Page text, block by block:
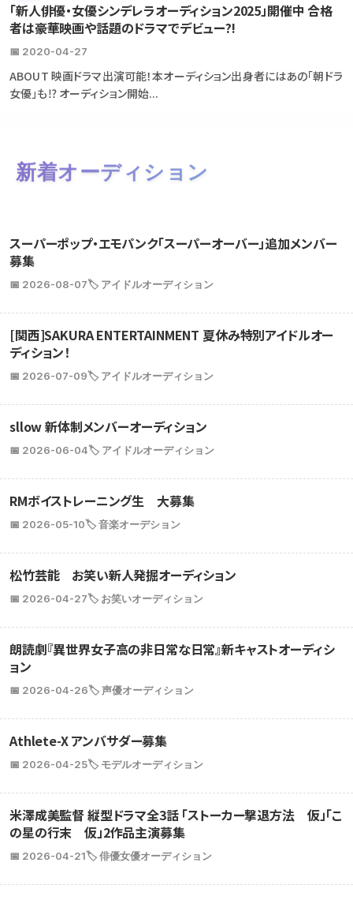
「新人俳優・女優シンデレラオーディション2025」開催中 合格
者は豪華映画や話題のドラマでデビュー?!
📅 2020-04-27
ABOUT 映画ドラマ出演可能！本オーディション出身者にはあの「朝ドラ
女優」も⁉ オーディション開始...
新着オーディション
スーパーポップ・エモパンク「スーパーオーバー」追加メンバー
募集
📅 2026-08-07🏷️ アイドルオーディション
[関西]SAKURA ENTERTAINMENT 夏休み特別アイドルオー
ディション！
📅 2026-07-09🏷️ アイドルオーディション
sllow 新体制メンバーオーディション
📅 2026-06-04🏷️ アイドルオーディション
RMボイストレーニング生 大募集
📅 2026-05-10🏷️ 音楽オーデション
松竹芸能 お笑い新人発掘オーディション
📅 2026-04-27🏷️ お笑いオーディション
朗読劇『異世界女子高の非日常な日常』新キャストオーディシ
ョン
📅 2026-04-26🏷️ 声優オーディション
Athlete-X アンバサダー募集
📅 2026-04-25🏷️ モデルオーディション
米澤成美監督 縦型ドラマ全3話 「ストーカー撃退方法 仮」「こ
の星の行末 仮」2作品主演募集
📅 2026-04-21🏷️ 俳優女優オーディション